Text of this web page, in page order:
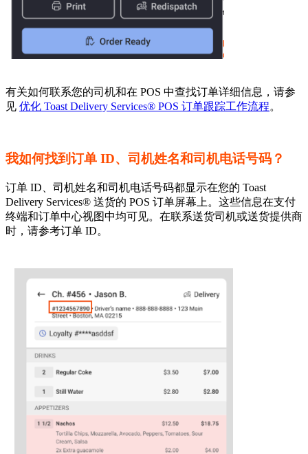
有关如何联系您的司机和在 POS 中查找订单详细信息，请参
见 优化 Toast Delivery Services® POS 订单跟踪工作流程。
我如何找到订单 ID、司机姓名和司机电话号码？
订单 ID、司机姓名和司机电话号码都显示在您的 Toast
Delivery Services® 送货的 POS 订单屏幕上。这些信息在支付
终端和订单中心视图中均可见。在联系送货司机或送货提供商
时，请参考订单 ID。